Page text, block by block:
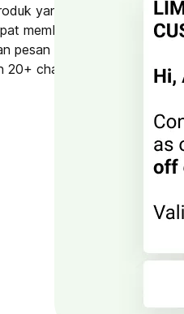
yang terpersonalisasi dan
membantu bisnis
pesan kepada pelanggan
channel lainnya.